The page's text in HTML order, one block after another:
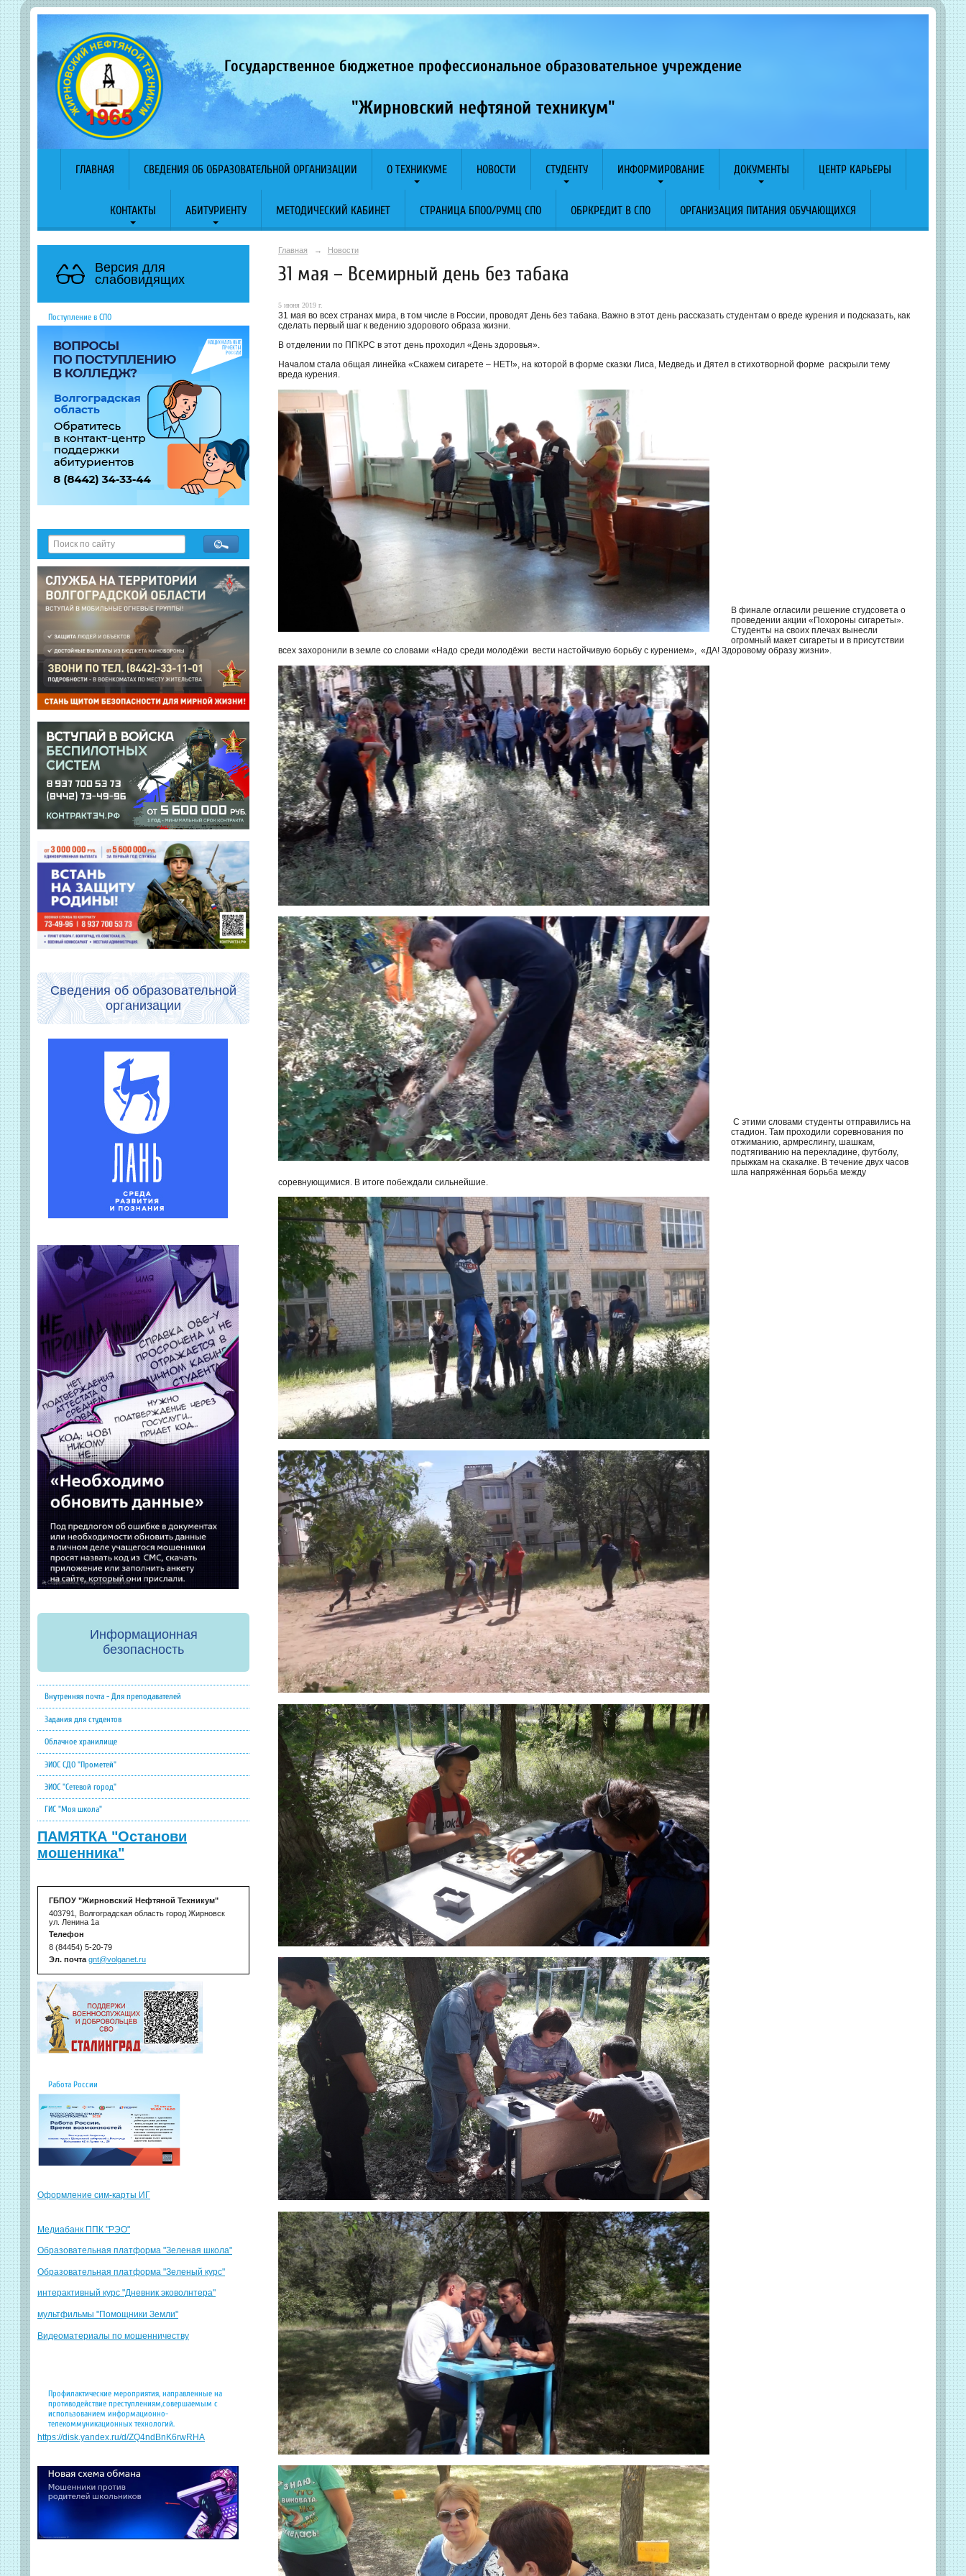
Государственное бюджетное профессиональное образовательное учреждение
"Жирновский нефтяной техникум"
ГЛАВНАЯ СВЕДЕНИЯ ОБ ОБРАЗОВАТЕЛЬНОЙ ОРГАНИЗАЦИИ О ТЕХНИКУМЕ НОВОСТИ СТУДЕНТУ ИНФОРМИРОВАНИЕ ДОКУМЕНТЫ ЦЕНТР КАРЬЕРЫ
КОНТАКТЫ АБИТУРИЕНТУ МЕТОДИЧЕСКИЙ КАБИНЕТ СТРАНИЦА БПОО/РУМЦ СПО ОБРКРЕДИТ В СПО ОРГАНИЗАЦИЯ ПИТАНИЯ ОБУЧАЮЩИХСЯ
Версия для
слабовидящих
Поступление в СПО
Сведения об образовательной
организации
Информационная
безопасность
Внутренняя почта - Для преподавателей
Задания для студентов
Облачное хранилище
ЭИОС СДО "Прометей"
ЭИОС "Сетевой город"
ГИС "Моя школа"
ПАМЯТКА "Останови
мошенника"
ГБПОУ "Жирновский Нефтяной Техникум"
403791, Волгоградская область город Жирновск
ул. Ленина 1а
Телефон
8 (84454) 5-20-79
Эл. почта gnt@volganet.ru
Работа России
Оформление сим-карты ИГ
Медиабанк ППК "РЭО"
Образовательная платформа "Зеленая школа"
Образовательная платформа "Зеленый курс"
интерактивный курс "Дневник эковолнтера"
мультфильмы "Помощники Земли"
Видеоматериалы по мошенничеству
Профилактические мероприятия, направленные на
противодействие преступлениям,совершаемым с
использованием информационно-
телекоммуникационных технологий.
https://disk.yandex.ru/d/ZQ4ndBnK6rwRHA
Главная → Новости
31 мая – Всемирный день без табака
5 июня 2019 г.
31 мая во всех странах мира, в том числе в России, проводят День без табака. Важно в этот день рассказать студентам о вреде курения и подсказать, как
сделать первый шаг к ведению здорового образа жизни.
В отделении по ППКРС в этот день проходил «День здоровья».
Началом стала общая линейка «Скажем сигарете – НЕТ!», на которой в форме сказки Лиса, Медведь и Дятел в стихотворной форме раскрыли тему
вреда курения.
В финале огласили решение студсовета о
проведении акции «Похороны сигареты».
Студенты на своих плечах вынесли
огромный макет сигареты и в присутствии
всех захоронили в земле со словами «Надо среди молодёжи вести настойчивую борьбу с курением», «ДА! Здоровому образу жизни».
С этими словами студенты отправились на
стадион. Там проходили соревнования по
отжиманию, армреслингу, шашкам,
подтягиванию на перекладине, футболу,
прыжкам на скакалке. В течение двух часов
шла напряжённая борьба между
соревнующимися. В итоге побеждали сильнейшие.